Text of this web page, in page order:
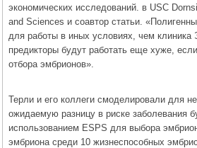
экономических исследований. в USC
and Sciences и соавтор статьи.
для работы в иных условиях, чем
предикторы будут работать еще хуже,
отбора эмбрионов».
Терли и его коллеги смоделировали для
ожидаемую разницу в риске заболевания
использованием ESPS для выбора
эмбриона среди 10 жизнеспособных